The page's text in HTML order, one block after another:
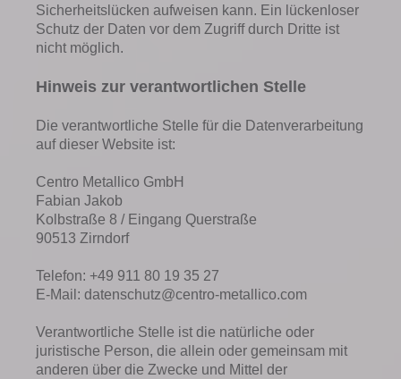
Sicherheitslücken aufweisen kann. Ein lückenloser
Schutz der Daten vor dem Zugriff durch Dritte ist
nicht möglich.
Hinweis zur verantwortlichen Stelle
Die verantwortliche Stelle für die Datenverarbeitung
auf dieser Website ist:
Centro Metallico GmbH
Fabian Jakob
Kolbstraße 8 / Eingang Querstraße
90513 Zirndorf
Telefon: +49 911 80 19 35 27
E-Mail: datenschutz@centro-metallico.com
Verantwortliche Stelle ist die natürliche oder
juristische Person, die allein oder gemeinsam mit
anderen über die Zwecke und Mittel der